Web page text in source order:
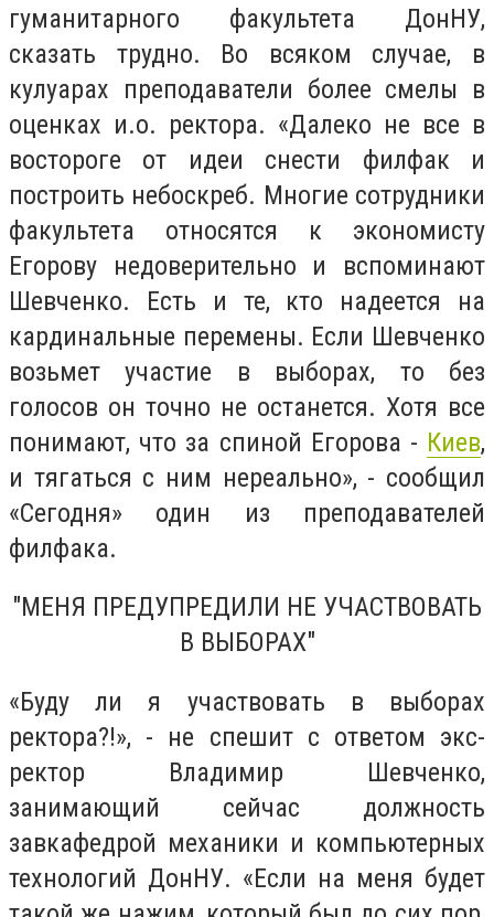
гуманитарного факультета ДонНУ,
сказать трудно. Во всяком случае, в
кулуарах преподаватели более смелы в
оценках и.о. ректора. «Далеко не все в
востороге от идеи снести филфак и
построить небоскреб. Многие сотрудники
факультета относятся к экономисту
Егорову недоверительно и вспоминают
Шевченко. Есть и те, кто надеется на
кардинальные перемены. Если Шевченко
возьмет участие в выборах, то без
голосов он точно не останется. Хотя все
понимают, что за спиной Егорова - Киев,
и тягаться с ним нереально», - сообщил
«Сегодня» один из преподавателей
филфака.
"МЕНЯ ПРЕДУПРЕДИЛИ НЕ УЧАСТВОВАТЬ
В ВЫБОРАХ"
«Буду ли я участвовать в выборах
ректора?!», - не спешит с ответом экс-
ректор Владимир Шевченко,
занимающий сейчас должность
завкафедрой механики и компьютерных
технологий ДонНУ. «Если на меня будет